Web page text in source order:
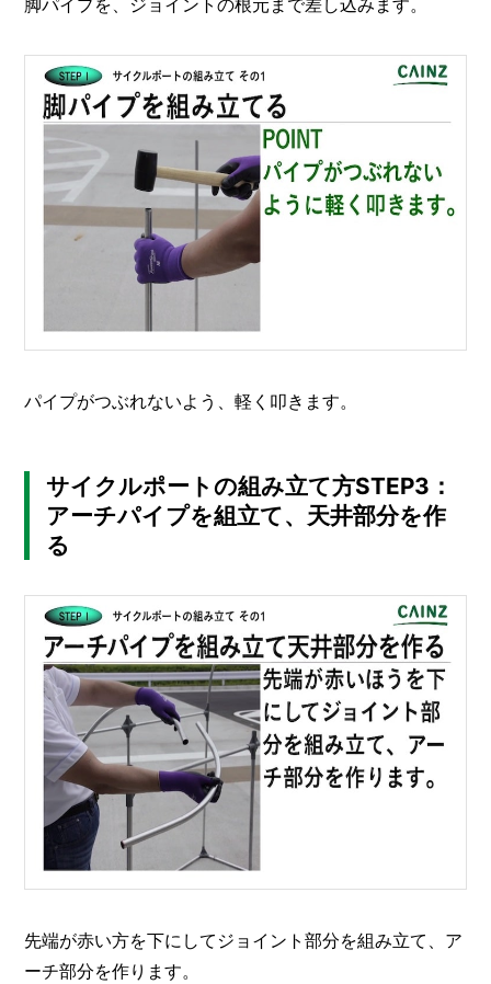
脚パイプを、ジョイントの根元まで差し込みます。
パイプがつぶれないよう、軽く叩きます。
サイクルポートの組み立て方STEP3：
アーチパイプを組立て、天井部分を作
る
先端が赤い方を下にしてジョイント部分を組み立て、ア
ーチ部分を作ります。